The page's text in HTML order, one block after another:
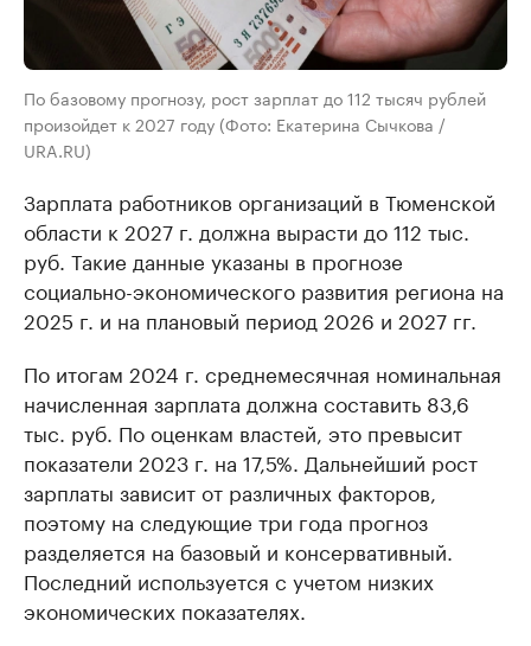
По базовому прогнозу, рост зарплат до 112 тысяч рублей
произойдет к 2027 году (Фото: Екатерина Сычкова /
URA.RU)
Зарплата работников организаций в Тюменской
области к 2027 г. должна вырасти до 112 тыс.
руб. Такие данные указаны в прогнозе
социально-экономического развития региона на
2025 г. и на плановый период 2026 и 2027 гг.
По итогам 2024 г. среднемесячная номинальная
начисленная зарплата должна составить 83,6
тыс. руб. По оценкам властей, это превысит
показатели 2023 г. на 17,5%. Дальнейший рост
зарплаты зависит от различных факторов,
поэтому на следующие три года прогноз
разделяется на базовый и консервативный.
Последний используется с учетом низких
экономических показателях.